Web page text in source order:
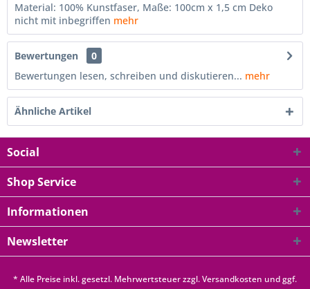
Material: 100% Kunstfaser, Maße: 100cm x 1,5 cm Deko
nicht mit inbegriffen mehr
Bewertungen
0
Bewertungen lesen, schreiben und diskutieren... mehr
Ähnliche Artikel
Social
Shop Service
Informationen
Newsletter
* Alle Preise inkl. gesetzl. Mehrwertsteuer zzgl.Versandkosten und ggf.